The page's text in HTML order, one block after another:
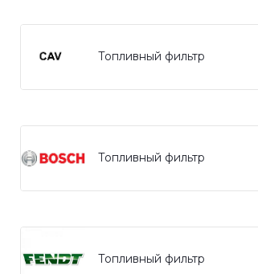
Топливный фильтр
Топливный фильтр
Топливный фильтр